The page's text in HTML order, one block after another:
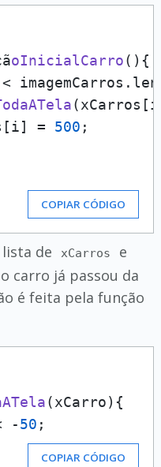
oInicialCarro( ){
imagemCarros.
=
500 ;
COPIAR CÓDIGO
de xCarros
e
carro já passou da
é feita pela função
(xCarro){
-50 ;
COPIAR CÓDIGO